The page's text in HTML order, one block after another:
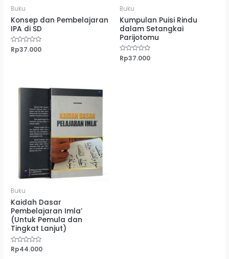
Buku
Konsep dan Pembelajaran
IPA di SD
Dinilai
0
Rp37.000
Buku
Kumpulan Puisi Rindu
dalam Setangkai
Parijotomu
Dinilai
0
Rp37.000
Buku
Kaidah Dasar
Pembelajaran Imla’
(Untuk Pemula dan
Tingkat Lanjut)
Dinilai
Rp44.000